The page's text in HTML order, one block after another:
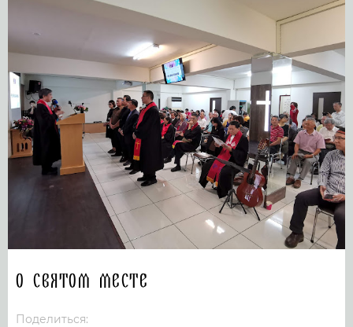
О святом месте
Поделиться: